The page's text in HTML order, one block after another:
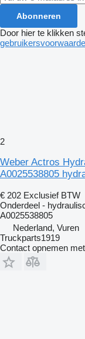
Abonneren
Door hier te klikken
2
Weber Actros
A0025538805
€ 202 Exclusief BTW
Onderdeel -
A0025538805
Nederland, Vuren
Truckparts1919
Contact opnemen